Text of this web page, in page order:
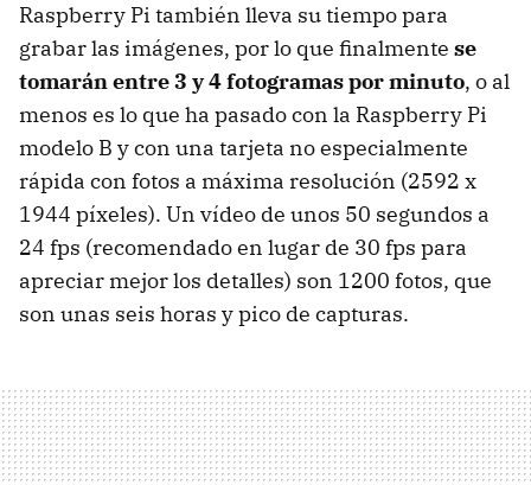
Raspberry Pi también lleva su tiempo para
grabar las imágenes, por lo que finalmente se
tomarán entre 3 y 4 fotogramas por minuto, o al
menos es lo que ha pasado con la Raspberry Pi
modelo B y con una tarjeta no especialmente
rápida con fotos a máxima resolución (2592 x
1944 píxeles). Un vídeo de unos 50 segundos a
24 fps (recomendado en lugar de 30 fps para
apreciar mejor los detalles) son 1200 fotos, que
son unas seis horas y pico de capturas.